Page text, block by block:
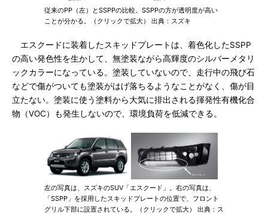
従来のPP（左）とSSPPの比較。SSPPの方が透明度が高い
ことが分かる。（クリックで拡大） 出典：スズキ
エスクードに装着したスキッドプレートは、着色化したSSPP
の高い発色性を生かして、無塗装ながら高輝度のシルバーメタリ
ックカラーになっている。塗装していないので、走行中の飛び石
などで傷がついても塗装がはげ落ちるようなことがなく、傷が目
立たない。塗装に使う塗料から大気に排出される揮発性有機化合
物（VOC）も発生しないので、環境負荷を低減できる。
左の写真は、スズキのSUV「エスクード」。右の写真は、
「SSPP」を採用したスキッドプレートの位置で、フロント
グリル下部に設置されている。（クリックで拡大） 出典：ス